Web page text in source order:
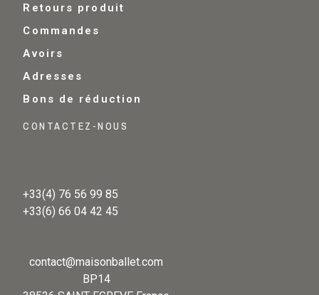
Retours produit
Commandes
Avoirs
Adresses
Bons de réduction
CONTACTEZ-NOUS
+33(4) 76 56 99 85
+33(6) 66 04 42 45
contact@maisonballet.com
BP14